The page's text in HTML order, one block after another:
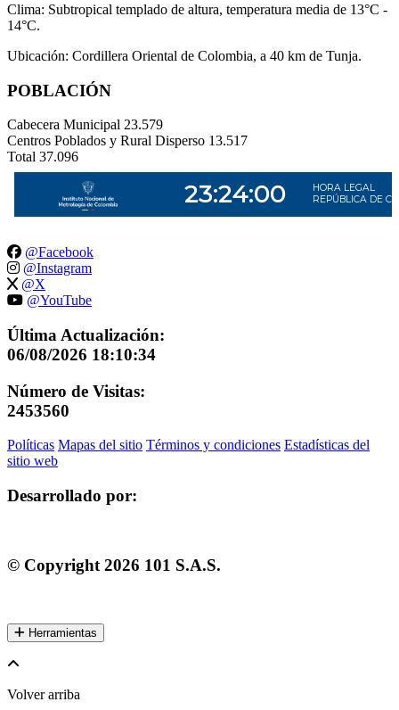
Clima: Subtropical templado de altura, temperatura media de 13°C -
14°C.
Ubicación: Cordillera Oriental de Colombia, a 40 km de Tunja.
POBLACIÓN
Cabecera Municipal 23.579
Centros Poblados y Rural Disperso 13.517
Total 37.096
@Facebook
@Instagram
@X
@YouTube
Última Actualización:
06/08/2026 18:10:34
Número de Visitas:
2453560
Políticas Mapas del sitio Términos y condiciones Estadísticas del
sitio web
Desarrollado por:
© Copyright 2026 101 S.A.S.
Herramientas
Volver arriba